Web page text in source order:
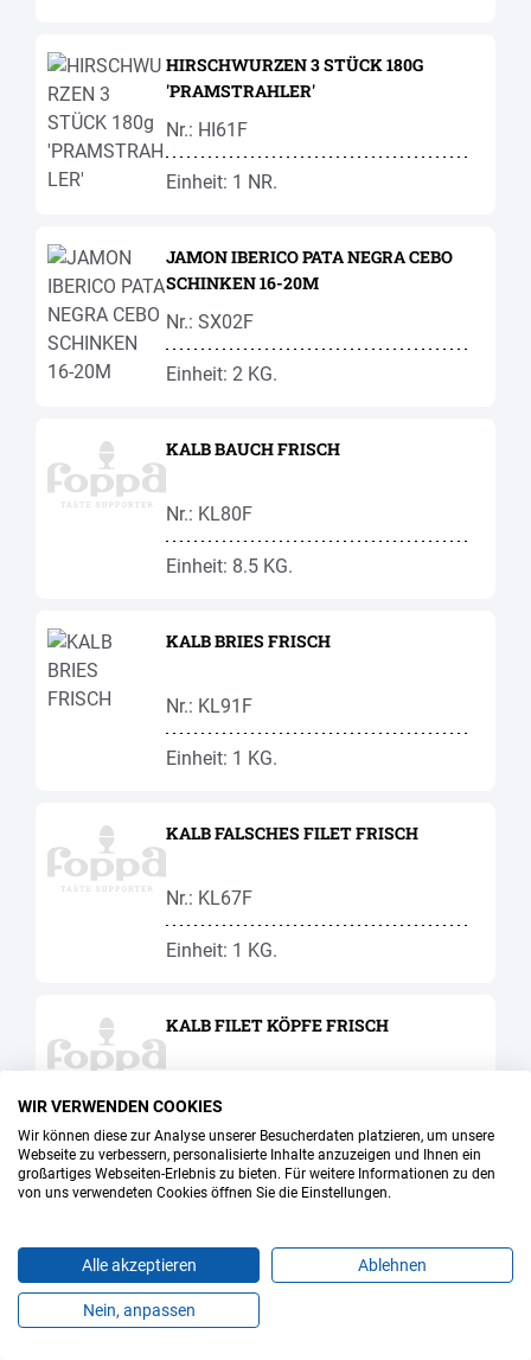
Produkte Favoriten Themen
HIRSCHWURZEN 3 STÜCK 180G
'PRAMSTRAHLER'
Nr.: HI61F
Einheit: 1 NR.
JAMON IBERICO PATA NEGRA CEBO
SCHINKEN 16-20M
Nr.: SX02F
Einheit: 2 KG.
KALB BAUCH FRISCH
Nr.: KL80F
Einheit: 8.5 KG.
KALB BRIES FRISCH
Nr.: KL91F
Einheit: 1 KG.
KALB FALSCHES FILET FRISCH
Nr.: KL67F
Einheit: 1 KG.
KALB FILET KÖPFE FRISCH
Einheit: 0.8 KG.
FTS
Nr.: KL69F
Einheit: 1.4 KG.
WIR VERWENDEN COOKIES
Wir können diese zur Analyse unserer Besucherdaten platzieren, um unsere
Webseite zu verbessern, personalisierte Inhalte anzuzeigen und Ihnen ein
großartiges Webseiten-Erlebnis zu bieten. Für weitere Informationen zu den
von uns verwendeten Cookies öffnen Sie die Einstellungen.
Alle akzeptieren Ablehnen
Nein, anpassen